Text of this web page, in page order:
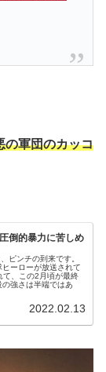
の軍団のカッコ
倒的暴力に苦しめ
ピンチの到来です。
ーローが放送されて
て、この2月頃が最終
強さは半端ではあ
2022.02.13